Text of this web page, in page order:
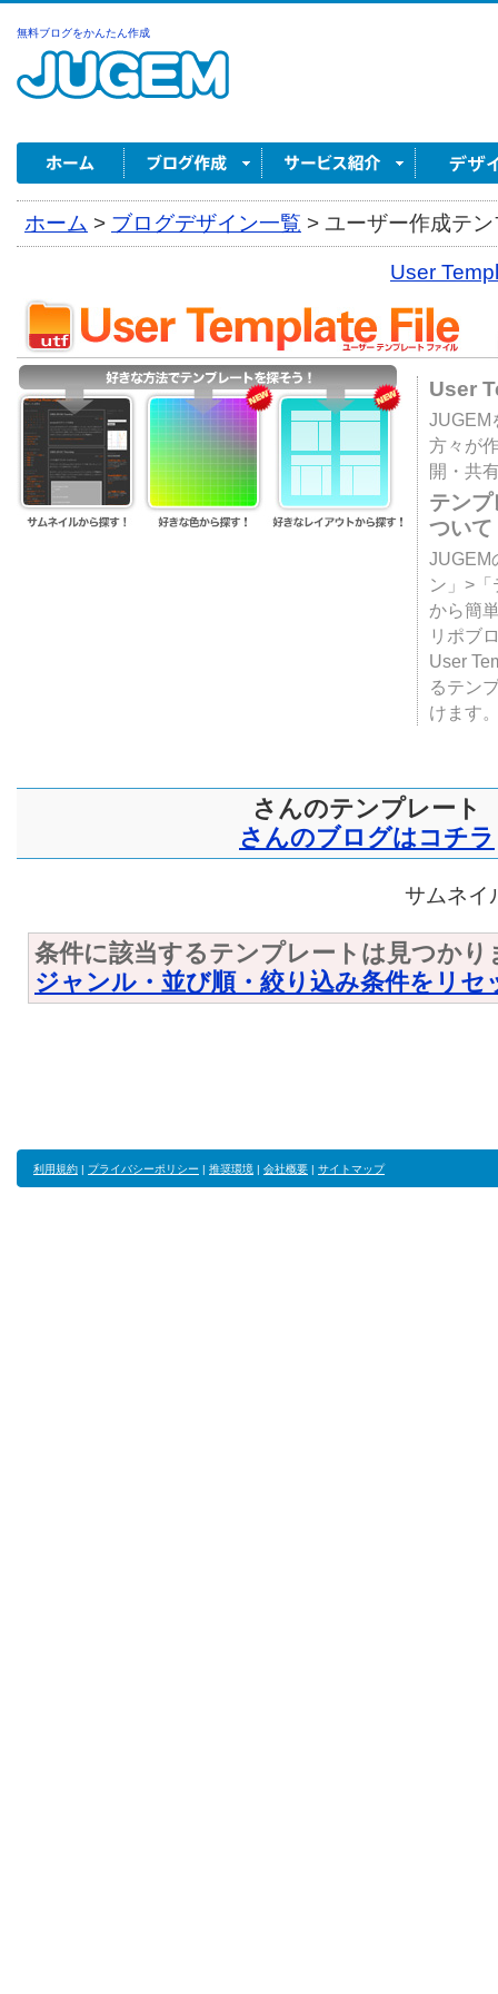
無料ブログをかんたん作成
ホーム > ブログデザイン一覧 > ユーザー作成テ
User
User
JUGEM
方々が
開・共
テン
ついて
JUGEM
ン」>
から簡
リポブ
User
るテン
けます
さんのテンプレート
さんのブログはコチラ
サムネイ
条件に該当するテンプレートは見つかり
ジャンル・並び順・絞り込み条件をリセ
利用規約 | プライバシーポリシー | 推奨環境 | 会社概要 | サイトマップ